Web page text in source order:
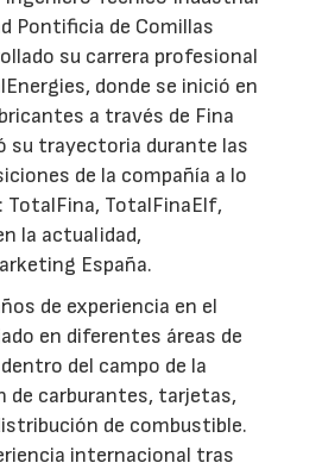
Pontificia de Comillas
su carrera profesional
donde se inició en
a través de Fina
su trayectoria durante las
de la compañía a lo
TotalFina, TotalFinaElf,
la actualidad,
España.
de experiencia en el
en diferentes áreas de
del campo de la
de carburantes, tarjetas,
de combustible.
internacional tras